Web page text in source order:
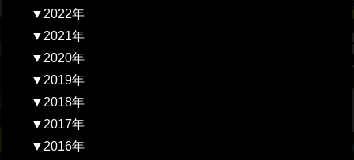
▼2022年
▼2021年
▼2020年
▼2019年
▼2018年
▼2017年
▼2016年